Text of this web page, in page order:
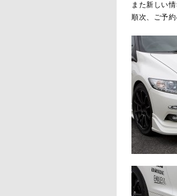
また新しい
順次、ご予